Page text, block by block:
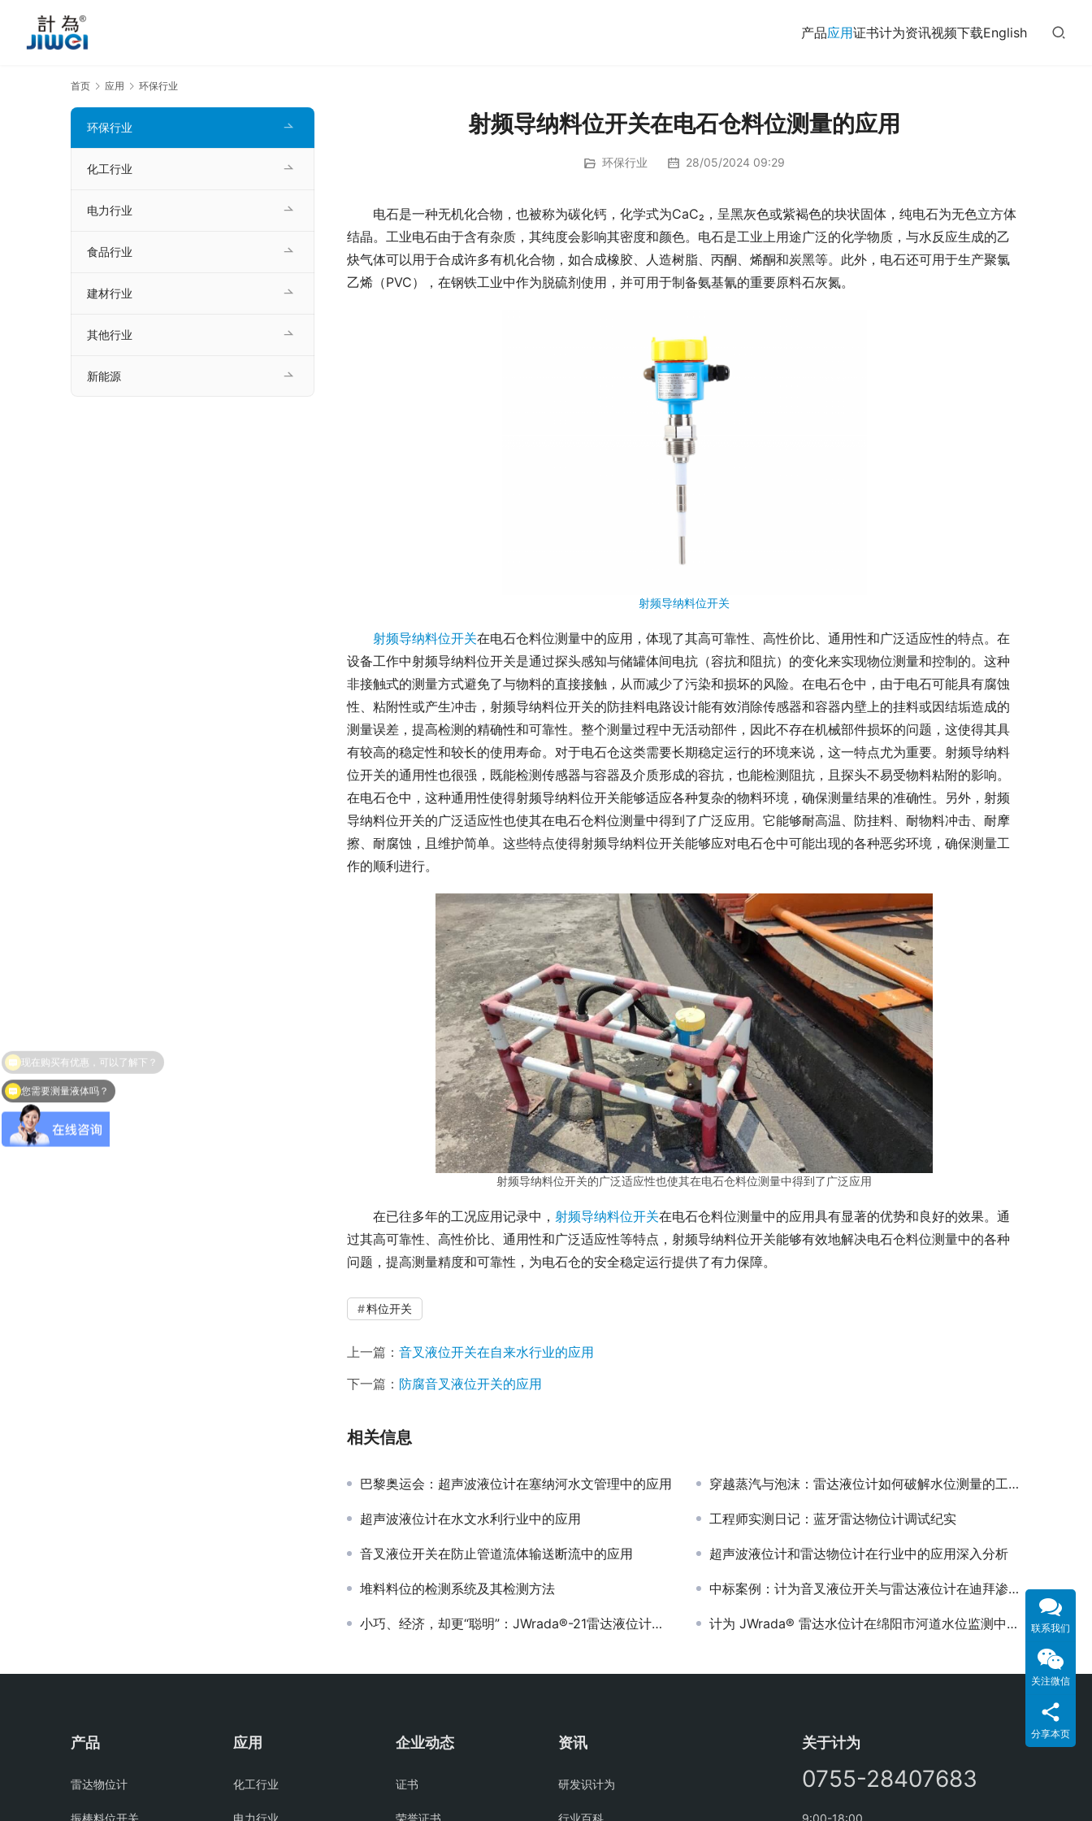
产品应用证书计为资讯视频下载English
首页 应用 环保行业
射频导纳料位开关在电石仓料位测量的应用
环保行业 28/05/2024 09:29
电石是一种无机化合物，也被称为碳化钙，化学式为CaC₂，呈黑灰色或紫褐色的块状固体，纯电石为无色立方体
结晶。工业电石由于含有杂质，其纯度会影响其密度和颜色。电石是工业上用途广泛的化学物质，与水反应生成的乙
炔气体可以用于合成许多有机化合物，如合成橡胶、人造树脂、丙酮、烯酮和炭黑等。此外，电石还可用于生产聚氯
乙烯（PVC），在钢铁工业中作为脱硫剂使用，并可用于制备氨基氰的重要原料石灰氮。
射频导纳料位开关
射频导纳料位开关在电石仓料位测量中的应用，体现了其高可靠性、高性价比、通用性和广泛适应性的特点。在
设备工作中射频导纳料位开关是通过探头感知与储罐体间电抗（容抗和阻抗）的变化来实现物位测量和控制的。这种
非接触式的测量方式避免了与物料的直接接触，从而减少了污染和损坏的风险。在电石仓中，由于电石可能具有腐蚀
性、粘附性或产生冲击，射频导纳料位开关的防挂料电路设计能有效消除传感器和容器内壁上的挂料或因结垢造成的
测量误差，提高检测的精确性和可靠性。整个测量过程中无活动部件，因此不存在机械部件损坏的问题，这使得其具
有较高的稳定性和较长的使用寿命。对于电石仓这类需要长期稳定运行的环境来说，这一特点尤为重要。射频导纳料
位开关的通用性也很强，既能检测传感器与容器及介质形成的容抗，也能检测阻抗，且探头不易受物料粘附的影响。
在电石仓中，这种通用性使得射频导纳料位开关能够适应各种复杂的物料环境，确保测量结果的准确性。另外，射频
导纳料位开关的广泛适应性也使其在电石仓料位测量中得到了广泛应用。它能够耐高温、防挂料、耐物料冲击、耐摩
擦、耐腐蚀，且维护简单。这些特点使得射频导纳料位开关能够应对电石仓中可能出现的各种恶劣环境，确保测量工
作的顺利进行。
射频导纳料位开关的广泛适应性也使其在电石仓料位测量中得到了广泛应用
在已往多年的工况应用记录中， 射频导纳料位开关在电石仓料位测量中的应用具有显著的优势和良好的效果。通
过其高可靠性、高性价比、通用性和广泛适应性等特点，射频导纳料位开关能够有效地解决电石仓料位测量中的各种
问题，提高测量精度和可靠性，为电石仓的安全稳定运行提供了有力保障。
料位开关
上一篇： 音叉液位开关在自来水行业的应用
下一篇： 防腐音叉液位开关的应用
相关信息
巴黎奥运会：超声波液位计在塞纳河水文管理中的应用 穿越蒸汽与泡沫：雷达液位计如何破解水位测量的工程难题
超声波液位计在水文水利行业中的应用 工程师实测日记：蓝牙雷达物位计调试纪实
音叉液位开关在防止管道流体输送断流中的应用 超声波液位计和雷达物位计在行业中的应用深入分析
堆料料位的检测系统及其检测方法 中标案例：计为音叉液位开关与雷达液位计在迪拜渗滤液处理项目中的应用
小巧、经济，却更“聪明”：JWrada®-21雷达液位计的现场实践 计为 JWrada® 雷达水位计在绵阳市河道水位监测中的应用
环保行业
化工行业
电力行业
食品行业
建材行业
其他行业
新能源
产品
雷达物位计
振棒料位开关
应用
化工行业
电力行业
企业动态
证书
荣誉证书
资讯
研发识计为
行业百科
关于计为
0755-28407683
9:00-18:00
联系我们
关注微信
分享本页
您需要测量液体吗？